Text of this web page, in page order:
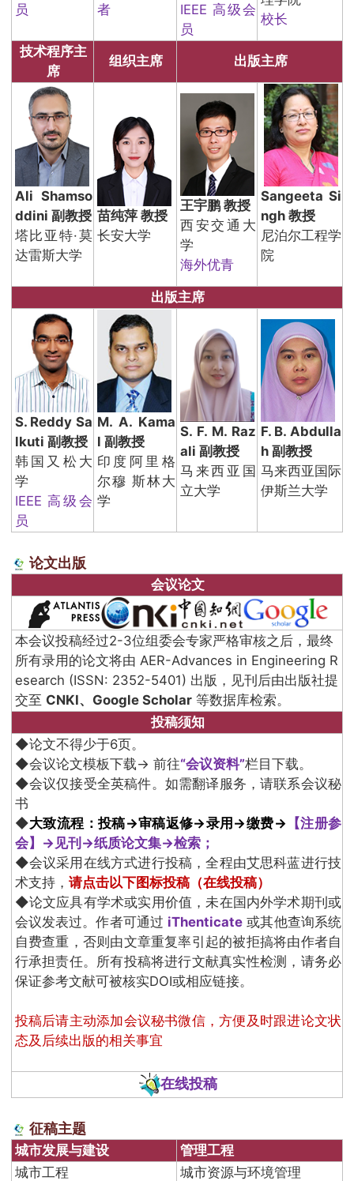
员 者
IEEE 高级会
员
校长
技术程序主
席
组织主席 出版主席
Ali Shamso
ddini 副教授
塔比亚特·莫
达雷斯大学
苗纯萍 教授
长安大学
王宇鹏 教授
西安交通大
学
海外优青
Sangeeta Si
ngh 教授
尼泊尔工程学
院
出版主席
S. Reddy Sa
lkuti 副教授
韩国又松大
学
IEEE 高级会
员
M. A. Kama
l 副教授
印度阿里格
尔穆 斯林大
学
S. F. M. Raz
ali 副教授
马来西亚国
立大学
F. B. Abdulla
h 副教授
马来西亚国际
伊斯兰大学
论文出版
会议论文
本会议投稿经过2-3位组委会专家严格审核之后，最终
所有录用的论文将由 AER-Advances in Engineering R
esearch (ISSN: 2352-5401) 出版，见刊后由出版社提
交至 CNKI、Google Scholar等数据库检索。
投稿须知
◆论文不得少于6页。
◆会议论文模板下载→ 前往“会议资料”栏目下载。
◆会议仅接受全英稿件。如需翻译服务，请联系会议秘
书
◆大致流程：投稿→审稿返修→录用→缴费→ 【注册参
会】
→见刊→纸质论文集→检索；
◆会议采用在线方式进行投稿，全程由艾思科蓝进行技
术支持， 请点击以下图标投稿（在线投稿）
◆论文应具有学术或实用价值，未在国内外学术期刊或
会议发表过。作者可通过 iThenticate 或其他查询系统
自费查重，否则由文章重复率引起的被拒搞将由作者自
行承担责任。所有投稿将进行文献真实性检测，请务必
保证参考文献可被核实DOI或相应链接。
投稿后请主动添加会议秘书微信，方便及时跟进论文状
态及后续出版的相关事宜
在线投稿
征稿主题
城市发展与建设
管理工程
城市工程
城市资源与环境管理